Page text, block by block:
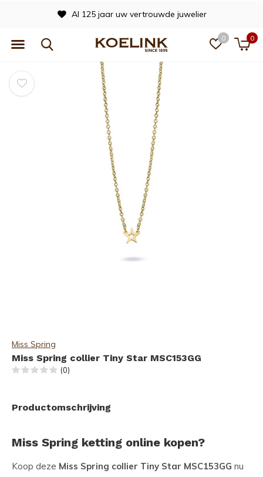
0 0
Al 125 jaar uw vertrouwde juwelier
Miss Spring
Miss Spring collier Tiny Star MSC153GG
(0)
Productomschrijving
Miss Spring ketting online kopen?
Koop deze Miss Spring collier Tiny Star MSC153GG nu